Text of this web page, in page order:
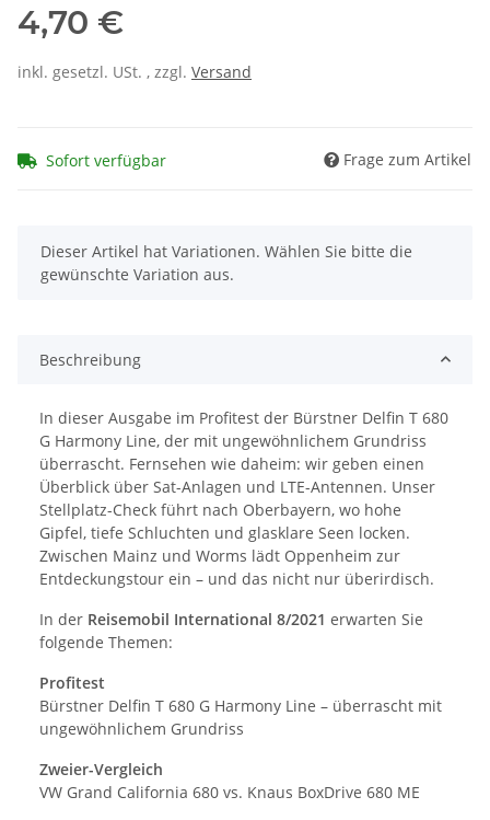
4,70 €
inkl. gesetzl. USt. , zzgl. Versand
Sofort verfügbar Frage zum Artikel
x
Dieser Artikel hat Variationen. Wählen Sie bitte die
gewünschte Variation aus.
Beschreibung
In dieser Ausgabe im Profitest der Bürstner Delfin T 680
G Harmony Line, der mit ungewöhnlichem Grundriss
überrascht. Fernsehen wie daheim: wir geben einen
Überblick über Sat-Anlagen und LTE-Antennen. Unser
Stellplatz-Check führt nach Oberbayern, wo hohe
Gipfel, tiefe Schluchten und glasklare Seen locken.
Zwischen Mainz und Worms lädt Oppenheim zur
Entdeckungstour ein – und das nicht nur überirdisch.
In der Reisemobil International 8/2021 erwarten Sie
folgende Themen:
Profitest
Bürstner Delfin T 680 G Harmony Line – überrascht mit
ungewöhnlichem Grundriss
Zweier-Vergleich
VW Grand California 680 vs. Knaus BoxDrive 680 ME